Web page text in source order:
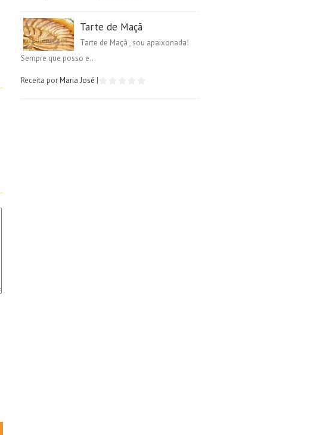
Tarte de Maçã
Tarte de Maçã , sou apaixonada!
Sempre que posso e...
Receita porMaria José |